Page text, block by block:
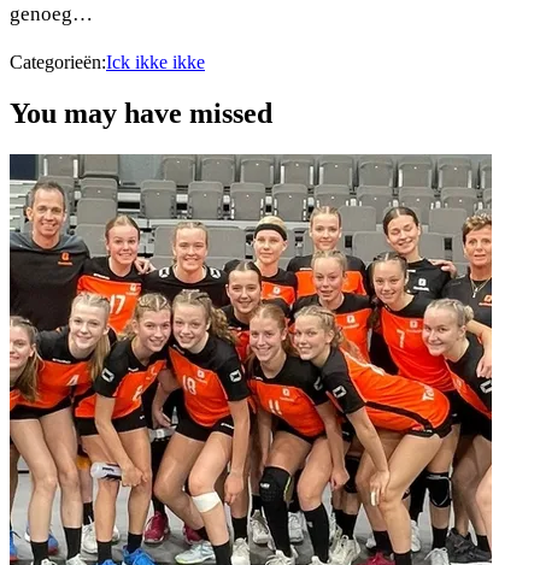
genoeg…
Categorieën:Ick ikke ikke
You may have missed